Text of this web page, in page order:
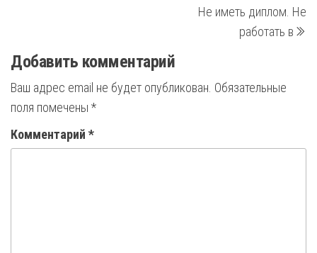
Не иметь диплом. Не
работать в
Добавить комментарий
Ваш адрес email не будет опубликован. Обязательные
поля помечены *
Комментарий *